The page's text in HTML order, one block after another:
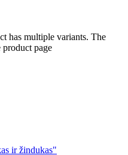
has multiple variants. The
product page